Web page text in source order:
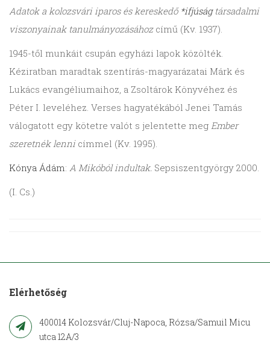
Adatok a kolozsvári iparos és kereskedő *ifjúságtársadalmi
viszonyainak tanulmányozásáhozcímű (Kv. 1937).
1945-től munkáit csupán egyházi lapok közölték.
Kéziratban maradtak szentírás-magyarázatai Márk és
Lu­kács evangéliumaihoz, a Zsoltárok Könyvéhez és
Péter I. leveléhez. Verses hagyatékából Jenei Tamás
válogatott egy kötetre valót s jelentette meg Ember
szeretnék lennicímmel (Kv. 1995).
Kónya Ádám: A Mikóból indultak. Sepsiszentgyörgy 2000.
(I. Cs.)
Elérhetőség
400014 Kolozsvár/Cluj-Napoca, Rózsa/Samuil Micu
utca 12A/3